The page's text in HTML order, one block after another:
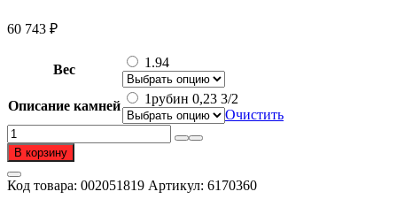
60 743 ₽
Вес 1.94
Описание камней
1рубин 0,23 3/2
Очистить
Количество
товара
Булавка
из
золота
В корзину
Код товара: 002051819 Артикул: 6170360